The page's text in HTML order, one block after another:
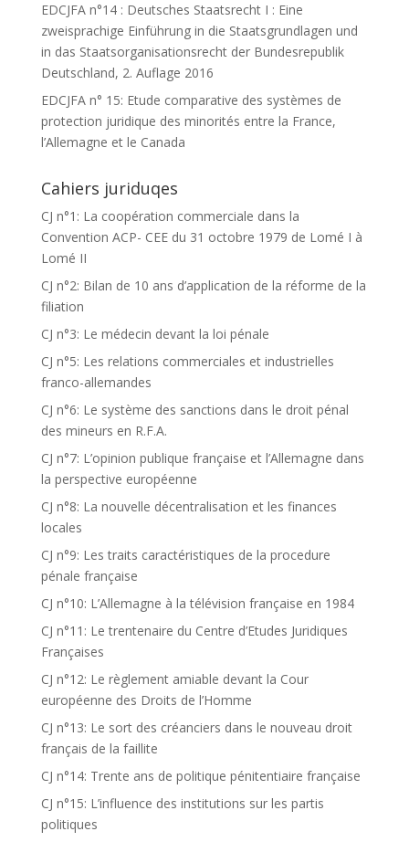
EDCJFA n°14 : Deutsches Staatsrecht I : Eine
zweisprachige Einführung in die Staatsgrundlagen und
in das Staatsorganisationsrecht der Bundesrepublik
Deutschland, 2. Auflage 2016
EDCJFA n° 15: Etude comparative des systèmes de
protection juridique des minorités entre la France,
l’Allemagne et le Canada
Cahiers juriduqes
CJ n°1: La coopération commerciale dans la
Convention ACP- CEE du 31 octobre 1979 de Lomé I à
Lomé II
CJ n°2: Bilan de 10 ans d’application de la réforme de la
filiation
CJ n°3: Le médecin devant la loi pénale
CJ n°5: Les relations commerciales et industrielles
franco-allemandes
CJ n°6: Le système des sanctions dans le droit pénal
des mineurs en R.F.A.
CJ n°7: L’opinion publique française et l’Allemagne dans
la perspective européenne
CJ n°8: La nouvelle décentralisation et les finances
locales
CJ n°9: Les traits caractéristiques de la procedure
pénale française
CJ n°10: L’Allemagne à la télévision française en 1984
CJ n°11: Le trentenaire du Centre d’Etudes Juridiques
Françaises
CJ n°12: Le règlement amiable devant la Cour
européenne des Droits de l’Homme
CJ n°13: Le sort des créanciers dans le nouveau droit
français de la faillite
CJ n°14: Trente ans de politique pénitentiaire française
CJ n°15: L’influence des institutions sur les partis
politiques